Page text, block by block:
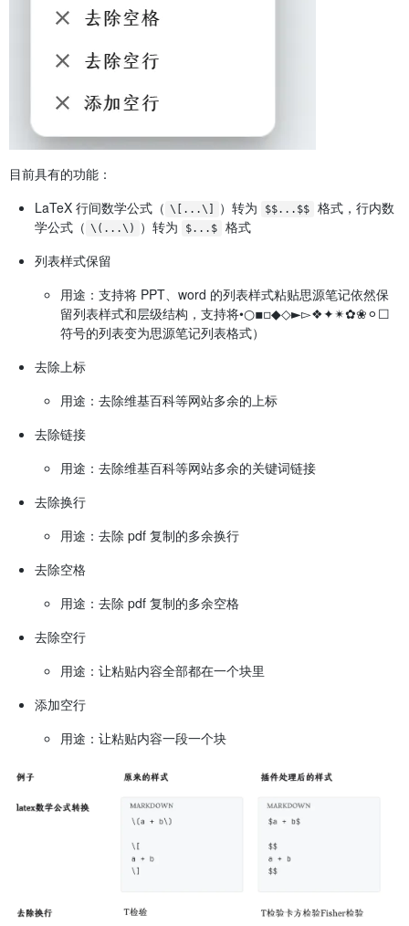
目前具有的功能：
LaTeX 行间数学公式（ \[...\] ）转为 $$...$$
格式，行内数
学公式（ \(...\) ）转为 $...$
格式
列表样式保留
用途：支持将 PPT、word 的列表样式粘贴思源笔记依然保
留列表样式和层级结构，支持将•○▪▫◆◇►▻❖✦✴✿❀⚪☐
符号的列表变为思源笔记列表格式）
去除上标
用途：去除维基百科等网站多余的上标
去除链接
用途：去除维基百科等网站多余的关键词链接
去除换行
用途：去除 pdf 复制的多余换行
去除空格
用途：去除 pdf 复制的多余空格
去除空行
用途：让粘贴内容全部都在一个块里
添加空行
用途：让粘贴内容一段一个块